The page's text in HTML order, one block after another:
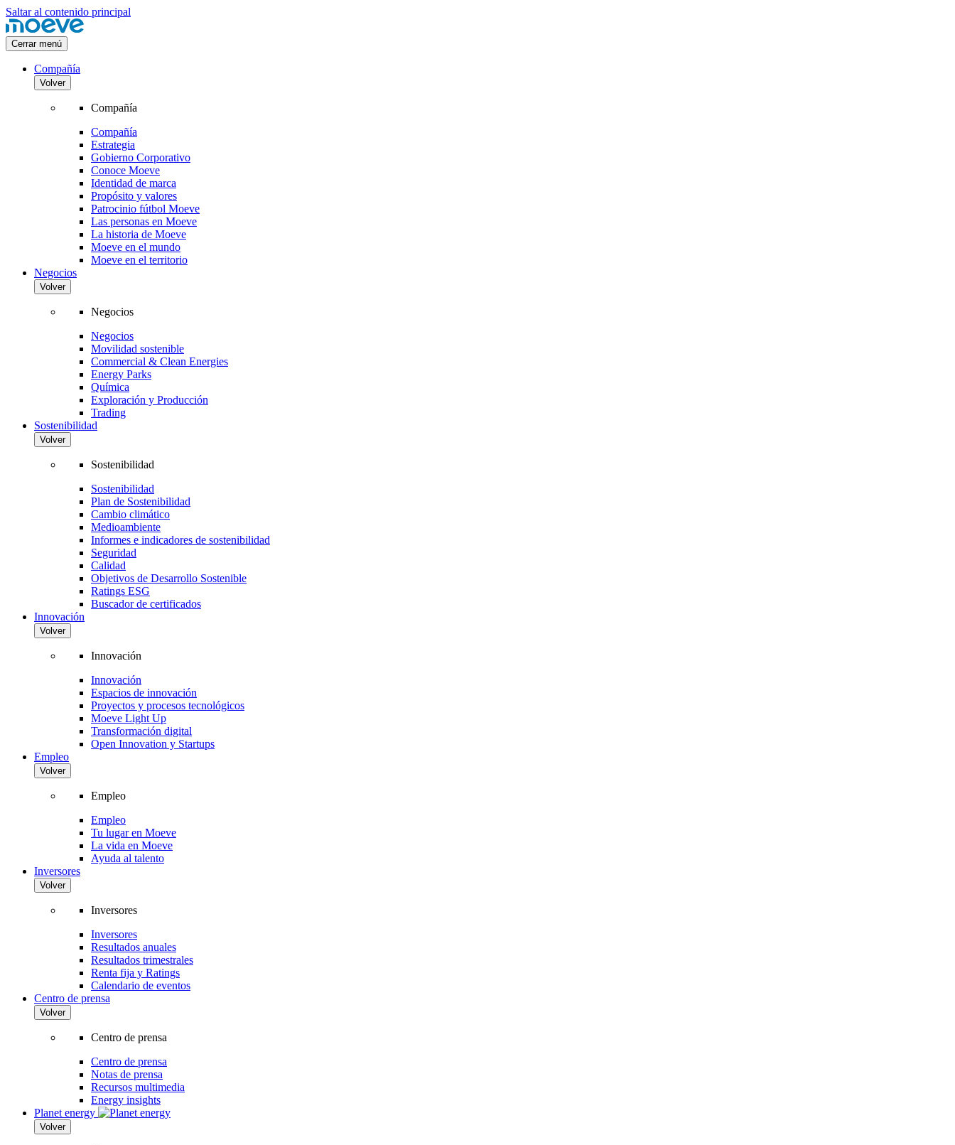
Saltar al contenido principal
Cerrar menú
Compañía
Volver
Compañía
Compañía
Estrategia
Gobierno Corporativo
Conoce Moeve
Identidad de marca
Propósito y valores
Patrocinio fútbol Moeve
Las personas en Moeve
La historia de Moeve
Moeve en el mundo
Moeve en el territorio
Negocios
Volver
Negocios
Negocios
Movilidad sostenible
Commercial & Clean Energies
Energy Parks
Química
Exploración y Producción
Trading
Sostenibilidad
Volver
Sostenibilidad
Sostenibilidad
Plan de Sostenibilidad
Cambio climático
Medioambiente
Informes e indicadores de sostenibilidad
Seguridad
Calidad
Objetivos de Desarrollo Sostenible
Ratings ESG
Buscador de certificados
Innovación
Volver
Innovación
Innovación
Espacios de innovación
Proyectos y procesos tecnológicos
Moeve Light Up
Transformación digital
Open Innovation y Startups
Empleo
Volver
Empleo
Empleo
Tu lugar en Moeve
La vida en Moeve
Ayuda al talento
Inversores
Volver
Inversores
Inversores
Resultados anuales
Resultados trimestrales
Renta fija y Ratings
Calendario de eventos
Centro de prensa
Volver
Centro de prensa
Centro de prensa
Notas de prensa
Recursos multimedia
Energy insights
Planet energy
Volver